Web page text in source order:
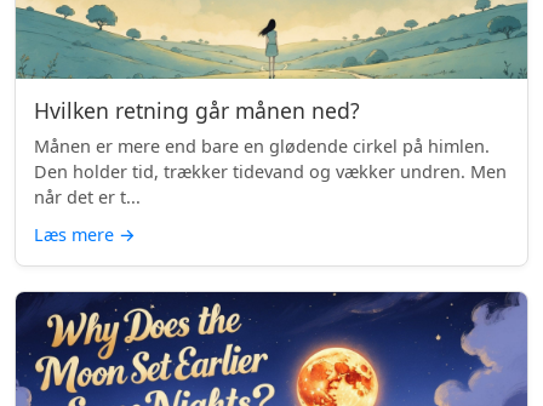
Hvilken retning går månen ned?
Månen er mere end bare en glødende cirkel på himlen.
Den holder tid, trækker tidevand og vækker undren. Men
når det er t...
Læs mere →